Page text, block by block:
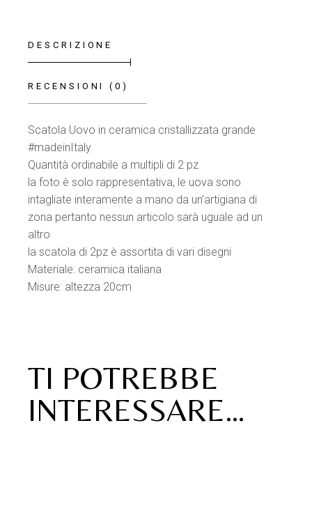
DESCRIZIONE
RECENSIONI (0)
Scatola Uovo in ceramica cristallizzata grande
#madeinItaly
Quantità ordinabile a multipli di 2 pz
la foto è solo rappresentativa, le uova sono
intagliate interamente a mano da un’artigiana di
zona pertanto nessun articolo sarà uguale ad un
altro
la scatola di 2pz è assortita di vari disegni
Materiale: ceramica italiana
Misure: altezza 20cm
TI POTREBBE
INTERESSARE…